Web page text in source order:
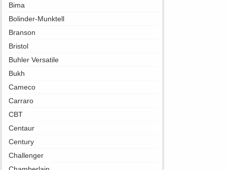
Bima
Bolinder-Munktell
Branson
Bristol
Buhler Versatile
Bukh
Cameco
Carraro
CBT
Centaur
Century
Challenger